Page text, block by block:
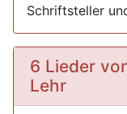
Schriftsteller
6 Lieder
Lehr